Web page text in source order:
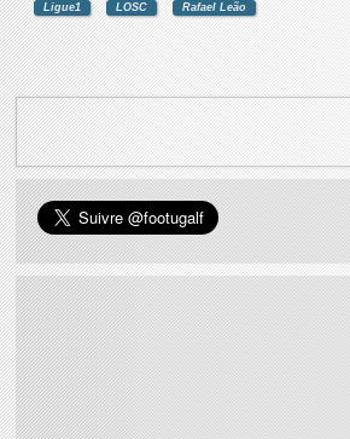
Ligue1 LOSC Rafael Leão